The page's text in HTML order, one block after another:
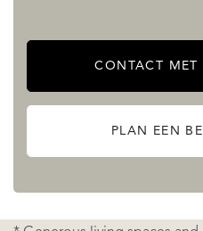
* Septic tank for sanitation
CONTACT MET
PLAN EEN